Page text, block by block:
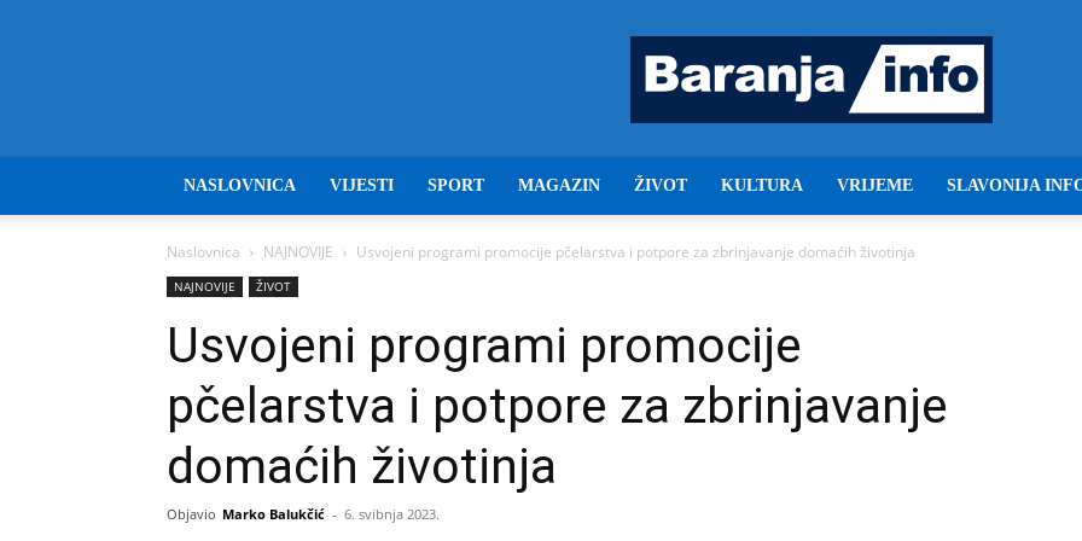
NASLOVNICA VIJESTI SPORT MAGAZIN ŽIVOT KULTURA VRIJEME SLAVONIJA
Naslovnica NAJNOVIJE Usvojeni programi promocije pčelarstva i potpore za zbrinjavanje domaćih životinja
NAJNOVIJE ŽIVOT
Usvojeni programi promocije
pčelarstva i potpore za zbrinjavanje
domaćih životinja
Objavio Marko Balukčić - 6. svibnja 2023.